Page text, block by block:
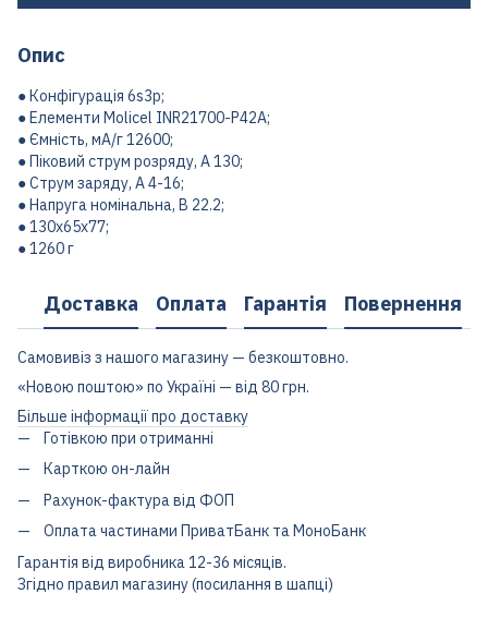
Опис
● Конфігурація 6s3p;
● Елементи Molicel INR21700-P42A;
● Ємність, мА/г 12600;
● Піковий струм розряду, А 130;
● Струм заряду, А 4-16;
● Напруга номінальна, В 22.2;
● 130x65x77;
● 1260 г
Доставка Оплата Гарантія Повернення
Самовивіз з нашого магазину — безкоштовно.
«Новою поштою» по Україні — від 80 грн.
Більше інформації про доставку
Готівкою при отриманні
Карткою он-лайн
Рахунок-фактура від ФОП
Оплата частинами ПриватБанк та МоноБанк
Гарантія від виробника 12-36 місяців.
Згідно правил магазину (посилання в шапці)